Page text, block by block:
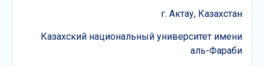
г. Актау, Казахстан
Казахский национальный университет имени
аль-Фараби